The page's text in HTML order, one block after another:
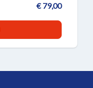
€ 79,00